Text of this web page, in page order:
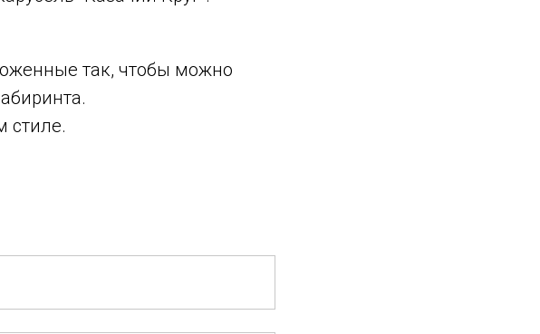
так, чтобы можно
стиле.